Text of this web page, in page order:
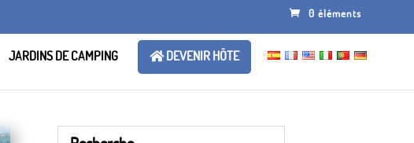
0 éléments
JARDINS DE CAMPING DEVENIR HÔTE